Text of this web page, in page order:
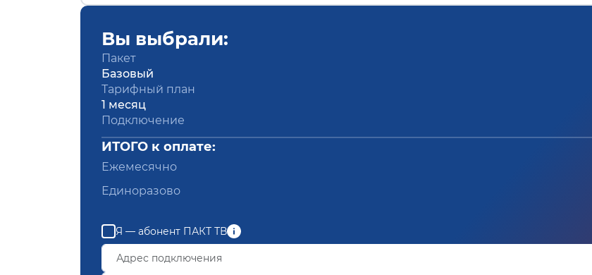
Вы выбрали:
Пакет
Базовый
Тарифный план
1 месяц
Подключение
ИТОГО к оплате:
Ежемесячно
Единоразово
Я — абонент ПАКТ ТВ